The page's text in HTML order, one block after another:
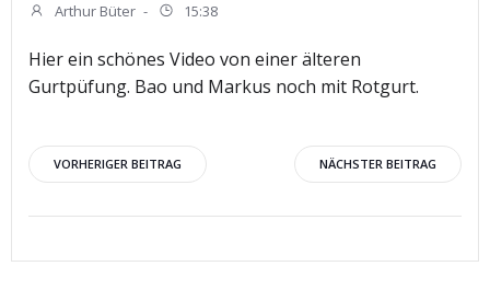
Arthur Büter - 15:38
Hier ein schönes Video von einer älteren
Gurtpüfung. Bao und Markus noch mit Rotgurt.
Beitragsnavigation
VORHERIGER BEITRAG NÄCHSTER BEITRAG